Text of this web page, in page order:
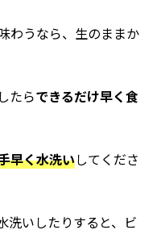
わうなら、生のままか
たらできるだけ早く食
早く水洗いしてくださ
洗いしたりすると、ビ